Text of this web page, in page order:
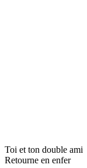
Toi et ton double ami
Retourne en enfer